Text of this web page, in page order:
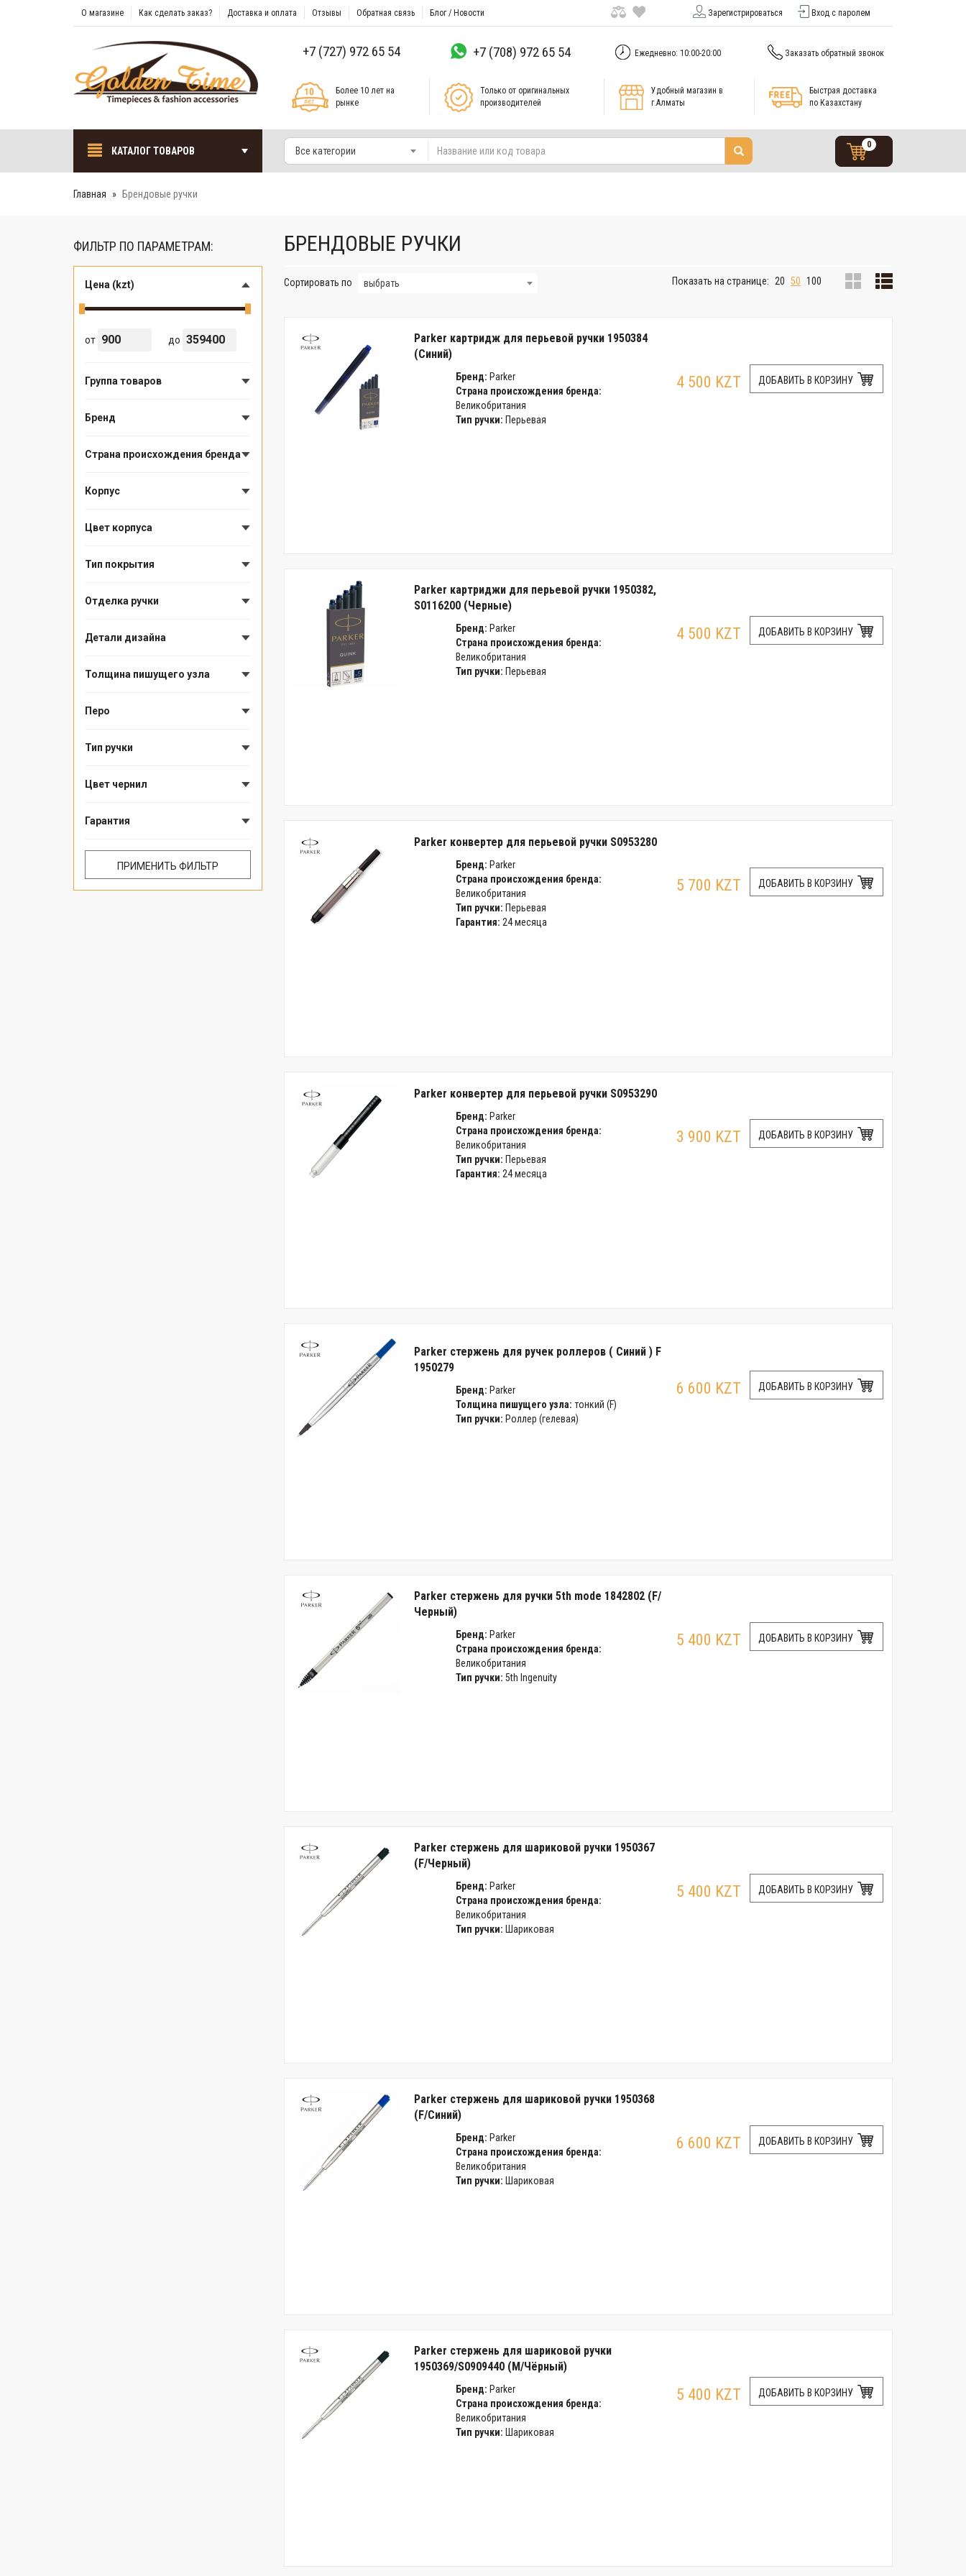
О магазине Как сделать заказ? Доставка и оплата Отзывы Обратная связь Блог / Новости Зарегистрироваться Вход с паролем
+7 (727) 972 65 54 +7 (708) 972 65 54 Ежедневно: 10:00-20:00 Заказать обратный звонок
Более 10 лет на
рынке
Только от оригинальных
производителей
Удобный магазин в
г.Алматы
Быстрая доставка
по Казахстану
КАТАЛОГ ТОВАРОВ Все категории
0
Главная Брендовые ручки
ФИЛЬТР ПО ПАРАМЕТРАМ:
Цена (kzt)
от до
Группа товаров
Бренд
Страна происхождения бренда
Корпус
Цвет корпуса
Тип покрытия
Отделка ручки
Детали дизайна
Толщина пишущего узла
Перо
Тип ручки
Цвет чернил
Гарантия
БРЕНДОВЫЕ РУЧКИ
Сортировать по выбрать Показать на странице: 20 50 100
Parker картридж для перьевой ручки 1950384
(Cиний)
Бренд: Parker
Страна происхождения бренда:
Великобритания
Тип ручки: Перьевая
4 500 KZT ДОБАВИТЬ В КОРЗИНУ
Parker картриджи для перьевой ручки 1950382,
S0116200 (Черные)
Бренд: Parker
Страна происхождения бренда:
Великобритания
Тип ручки: Перьевая
4 500 KZT ДОБАВИТЬ В КОРЗИНУ
Parker конвертер для перьевой ручки S0953280
Бренд: Parker
Страна происхождения бренда:
Великобритания
Тип ручки: Перьевая
Гарантия: 24 месяца
5 700 KZT ДОБАВИТЬ В КОРЗИНУ
Parker конвертер для перьевой ручки S0953290
Бренд: Parker
Страна происхождения бренда:
Великобритания
Тип ручки: Перьевая
Гарантия: 24 месяца
3 900 KZT ДОБАВИТЬ В КОРЗИНУ
Parker стержень для ручек роллеров ( Синий ) F
1950279
Бренд: Parker
Толщина пишущего узла: тонкий (F)
Тип ручки: Роллер (гелевая)
6 600 KZT ДОБАВИТЬ В КОРЗИНУ
Parker стержень для ручки 5th mode 1842802 (F/
Черный)
Бренд: Parker
Страна происхождения бренда:
Великобритания
Тип ручки: 5th Ingenuity
5 400 KZT ДОБАВИТЬ В КОРЗИНУ
Parker стержень для шариковой ручки 1950367
(F/Черный)
Бренд: Parker
Страна происхождения бренда:
Великобритания
Тип ручки: Шариковая
5 400 KZT ДОБАВИТЬ В КОРЗИНУ
Parker стержень для шариковой ручки 1950368
(F/Синий)
Бренд: Parker
Страна происхождения бренда:
Великобритания
Тип ручки: Шариковая
6 600 KZT ДОБАВИТЬ В КОРЗИНУ
Parker стержень для шариковой ручки
1950369/S0909440 (M/Чёрный)
Бренд: Parker
Страна происхождения бренда:
Великобритания
Тип ручки: Шариковая
5 400 KZT ДОБАВИТЬ В КОРЗИНУ